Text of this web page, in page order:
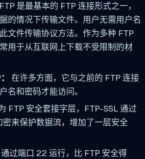
是最基本的 FTP 连接形式之一，
的情况下传输文件。用户无需用户名
文件传输协议方法。作为多种 FTP
用于从互联网上下载不受限制的材
在许多方面，它与之前的 FTP 连接
名和密码才能访问。
FTP 安全套接字层，FTP-SSL 通过
密来保护数据流，增加了一层安全
过端口 22 运行，比 FTP 安全得